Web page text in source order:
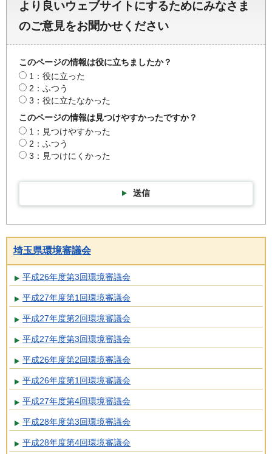
より良いウェブサイトにするためにみなさま
のご意見をお聞かせください
このページの情報は役に立ちましたか？
1：役に立った
2：ふつう
3：役に立たなかった
このページの情報は見つけやすかったですか？
1：見つけやすかった
2：ふつう
3：見つけにくかった
送信
埼玉県環境審議会
平成26年度第3回環境審議会
平成27年度第1回環境審議会
平成27年度第2回環境審議会
平成27年度第3回環境審議会
平成26年度第2回環境審議会
平成26年度第1回環境審議会
平成27年度第4回環境審議会
平成28年度第3回環境審議会
平成28年度第4回環境審議会